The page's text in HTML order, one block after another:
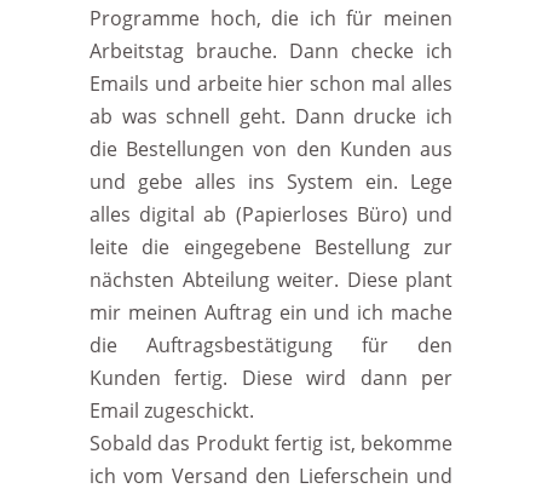
Programme hoch, die ich für meinen
Arbeitstag brauche. Dann checke ich
Emails und arbeite hier schon mal alles
ab was schnell geht. Dann drucke ich
die Bestellungen von den Kunden aus
und gebe alles ins System ein. Lege
alles digital ab (Papierloses Büro) und
leite die eingegebene Bestellung zur
nächsten Abteilung weiter. Diese plant
mir meinen Auftrag ein und ich mache
die Auftragsbestätigung für den
Kunden fertig. Diese wird dann per
Email zugeschickt.
Sobald das Produkt fertig ist, bekomme
ich vom Versand den Lieferschein und